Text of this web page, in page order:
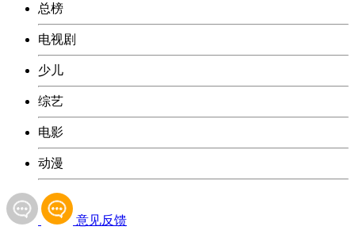
总榜
电视剧
少儿
综艺
电影
动漫
意见反馈